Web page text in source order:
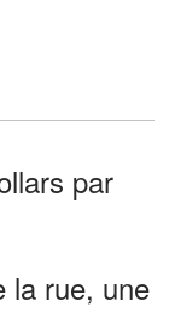
par
la rue, une